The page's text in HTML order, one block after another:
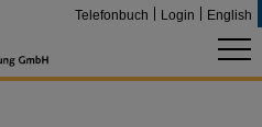
Telefonbuch Login English